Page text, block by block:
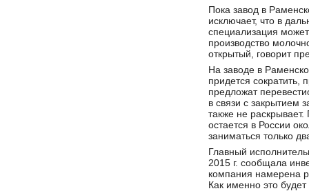
Пока завод в
исключает, что в
специализация
производство
открытый, говорит
На заводе в
придется сократить,
предложат
в связи с закрытием
также не
остается в России
заниматься только
Главный
2015 г. сообщала
компания намерена
Как именно это